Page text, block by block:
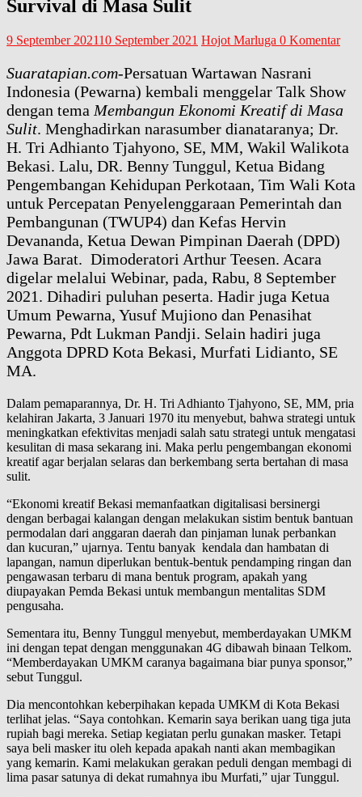
Survival di Masa Sulit
9 September 202110 September 2021 Hojot Marluga 0 Komentar
Suaratapian.com-Persatuan Wartawan Nasrani
Indonesia (Pewarna) kembali menggelar Talk Show
dengan tema Membangun Ekonomi Kreatif di Masa
Sulit. Menghadirkan narasumber dianataranya; Dr.
H. Tri Adhianto Tjahyono, SE, MM, Wakil Walikota
Bekasi. Lalu, DR. Benny Tunggul, Ketua Bidang
Pengembangan Kehidupan Perkotaan, Tim Wali Kota
untuk Percepatan Penyelenggaraan Pemerintah dan
Pembangunan (TWUP4) dan Kefas Hervin
Devananda, Ketua Dewan Pimpinan Daerah (DPD)
Jawa Barat. Dimoderatori Arthur Teesen. Acara
digelar melalui Webinar, pada, Rabu, 8 September
2021. Dihadiri puluhan peserta. Hadir juga Ketua
Umum Pewarna, Yusuf Mujiono dan Penasihat
Pewarna, Pdt Lukman Pandji. Selain hadiri juga
Anggota DPRD Kota Bekasi, Murfati Lidianto, SE
MA.
Dalam pemaparannya, Dr. H. Tri Adhianto Tjahyono, SE, MM, pria
kelahiran Jakarta, 3 Januari 1970 itu menyebut, bahwa strategi untuk
meningkatkan efektivitas menjadi salah satu strategi untuk mengatasi
kesulitan di masa sekarang ini. Maka perlu pengembangan ekonomi
kreatif agar berjalan selaras dan berkembang serta bertahan di masa
sulit.
“Ekonomi kreatif Bekasi memanfaatkan digitalisasi bersinergi
dengan berbagai kalangan dengan melakukan sistim bentuk bantuan
permodalan dari anggaran daerah dan pinjaman lunak perbankan
dan kucuran,” ujarnya. Tentu banyak kendala dan hambatan di
lapangan, namun diperlukan bentuk-bentuk pendamping ringan dan
pengawasan terbaru di mana bentuk program, apakah yang
diupayakan Pemda Bekasi untuk membangun mentalitas SDM
pengusaha.
Sementara itu, Benny Tunggul menyebut, memberdayakan UMKM
ini dengan tepat dengan menggunakan 4G dibawah binaan Telkom.
“Memberdayakan UMKM caranya bagaimana biar punya sponsor,”
sebut Tunggul.
Dia mencontohkan keberpihakan kepada UMKM di Kota Bekasi
terlihat jelas. “Saya contohkan. Kemarin saya berikan uang tiga juta
rupiah bagi mereka. Setiap kegiatan perlu gunakan masker. Tetapi
saya beli masker itu oleh kepada apakah nanti akan membagikan
yang kemarin. Kami melakukan gerakan peduli dengan membagi di
lima pasar satunya di dekat rumahnya ibu Murfati,” ujar Tunggul.